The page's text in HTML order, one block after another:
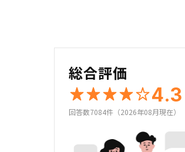
総合評価
4.3
回答数7084件（2026年08月現在）